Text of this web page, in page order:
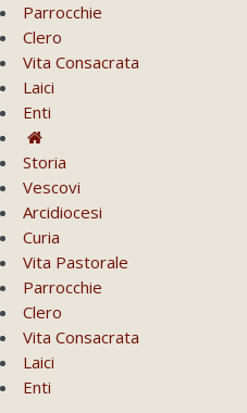
Parrocchie
Clero
Vita Consacrata
Laici
Enti
Storia
Vescovi
Arcidiocesi
Curia
Vita Pastorale
Parrocchie
Clero
Vita Consacrata
Laici
Enti